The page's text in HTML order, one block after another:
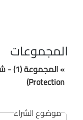
المجموعات
Protection)
موضوع الشراء